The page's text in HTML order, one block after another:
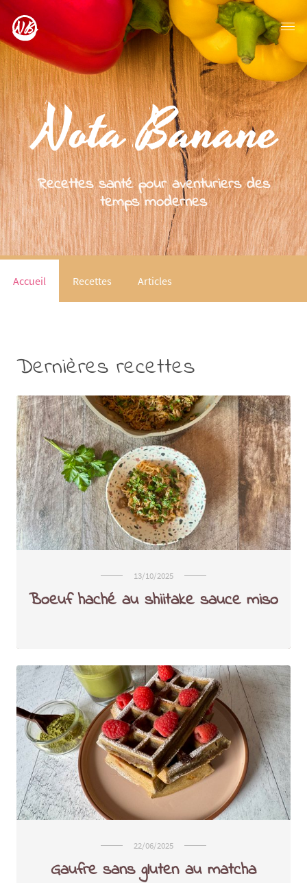
Recettes santé pour aventuriers des
temps modernes
Accueil Recettes Articles
Dernières recettes
13/10/2025
Boeuf haché au shiitake sauce miso
22/06/2025
Gaufre sans gluten au matcha